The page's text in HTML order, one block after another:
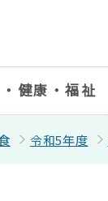
健康・福祉
令和5年度